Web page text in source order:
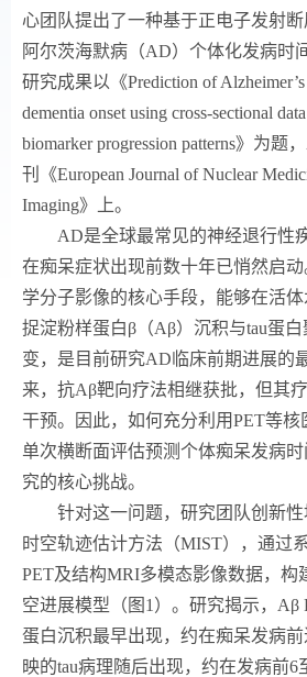
心团队提出了一种基于正电子发射
阿尔茨海默病（AD）个体化发病时
研究成果以《Prediction of
dementia onset using cross-sectional
biomarker progression patterns》为题
刊《European Journal of Nuclear
Imaging》上。
AD是全球最常见的神经退行性
在痴呆症状出现前数十年已悄然启动
学分子影像的核心手段，能够在活
捉淀粉样蛋白β （Aβ）沉积与tau蛋白
变，是目前研究AD 临床前期进展的
来，抗Aβ靶向疗法相继获批，但其
干预。因此，如何充分利用PET等核
单次横断面评估预测个体痴呆发病
究的核心挑战。
针对这一问题，研究团队创新
时空轨迹估计方法（MIST），通过
PET及结构MRI多模态影像数据，构
空进展模型（图 1 ）。研究揭示， Aβ
蛋白沉积最早出现，约在痴呆发病前
映的tau病理随后出现，约在发病前6